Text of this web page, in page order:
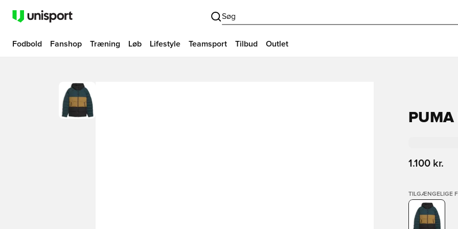
Søg
Fodbold Fanshop Træning Løb Lifestyle Teamsport Tilbud Outlet
1.100 kr.
TILGÆNGELIGE